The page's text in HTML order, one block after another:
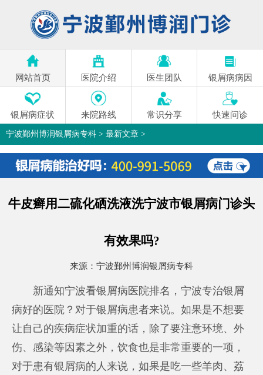
网站首页 医院介绍 医生团队 银屑病病因
银屑病症状 来院路线 常识分享 快速问诊
宁波鄞州博润银屑病专科 > 最新文章 >
牛皮癣用二硫化硒洗液洗宁波市银屑病门诊头
有效果吗?
来源： 宁波鄞州博润银屑病专科
新通知宁波看银屑病医院排名，宁波专治银屑
病好的医院？对于银屑病患者来说。如果是不想要
让自己的疾病症状加重的话，除了要注意环境、外
伤、感染等因素之外，饮食也是非常重要的一项，
对于患有银屑病的人来说，如果是吃一些羊肉、荔